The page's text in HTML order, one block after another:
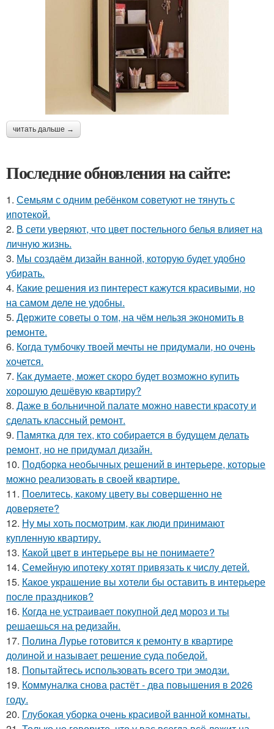
читать дальше →
Последние обновления на сайте:
1. Семьям с одним ребёнком советуют не тянуть с
ипотекой.
2. В сети уверяют, что цвет постельного белья влияет на
личную жизнь.
3. Мы создаём дизайн ванной, которую будет удобно
убирать.
4. Какие решения из пинтерест кажутся красивыми, но
на самом деле не удобны.
5. Держите советы о том, на чём нельзя экономить в
ремонте.
6. Когда тумбочку твоей мечты не придумали, но очень
хочется.
7. Как думаете, может скоро будет возможно купить
хорошую дешёвую квартиру?
8. Даже в больничной палате можно навести красоту и
сделать классный ремонт.
9. Памятка для тех, кто собирается в будущем делать
ремонт, но не придумал дизайн.
10. Подборка необычных решений в интерьере, которые
можно реализовать в своей квартире.
11. Поелитесь, какому цвету вы совершенно не
доверяете?
12. Ну мы хоть посмотрим, как люди принимают
купленную квартиру.
13. Какой цвет в интерьере вы не понимаете?
14. Семейную ипотеку хотят привязать к числу детей.
15. Какое украшение вы хотели бы оставить в интерьере
после праздников?
16. Когда не устраивает покупной дед мороз и ты
решаешься на редизайн.
17. Полина Лурье готовится к ремонту в квартире
долиной и называет решение суда победой.
18. Попытайтесь использовать всего три эмодзи.
19. Коммуналка снова растёт - два повышения в 2026
году.
20. Глубокая уборка очень красивой ванной комнаты.